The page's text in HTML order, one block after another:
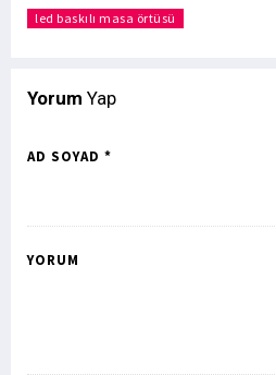
led baskılı masa örtüsü
Yorum Yap
AD SOYAD *
YORUM